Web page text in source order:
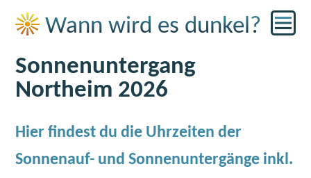
☀ Wann wird es dunkel?
Sonnenuntergang
Northeim 2026
Hier findest du die Uhrzeiten der
Sonnenauf- und Sonnenuntergänge inkl.